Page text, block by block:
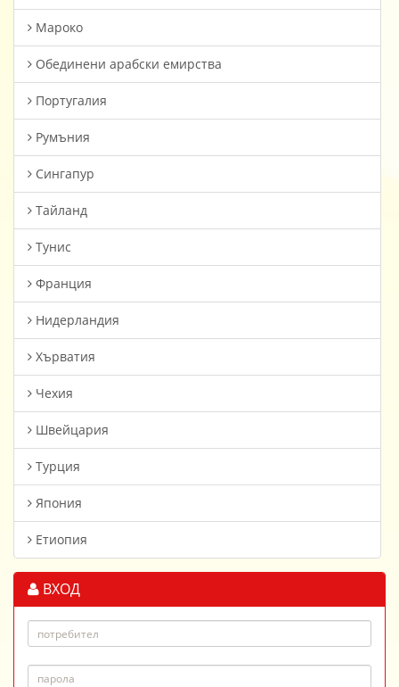
Мароко
Oбединени арабски емирства
Португалия
Румъния
Сингапур
Тайланд
Тунис
Франция
Нидерландия
Хърватия
Чехия
Швейцария
Турция
Япония
Етиопия
ВХОД